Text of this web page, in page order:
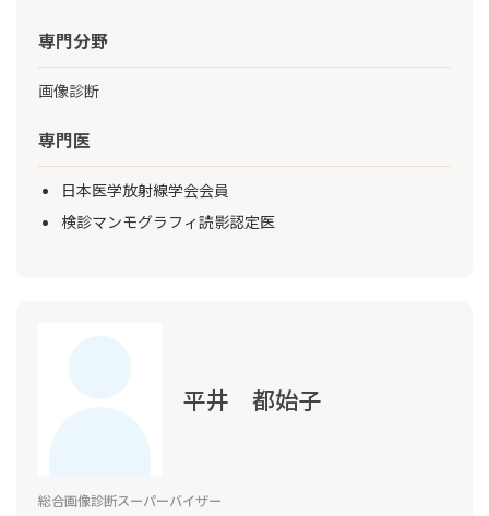
専門分野
画像診断
専門医
日本医学放射線学会会員
検診マンモグラフィ読影認定医
平井 都始子
総合画像診断スーパーバイザー